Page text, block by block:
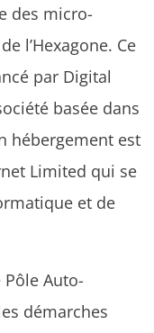
des micro-
l’Hexagone. Ce
par Digital
basée dans
hébergement est
Limited qui se
et de
Auto-
démarches